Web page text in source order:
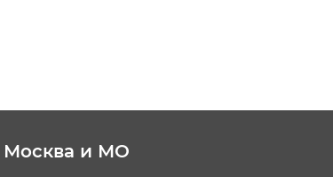
Москва и МО